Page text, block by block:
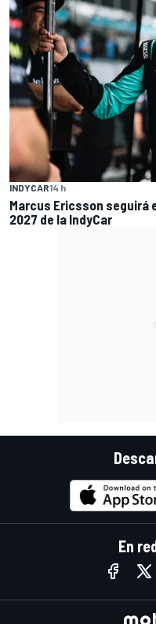
INDYCAR14 h
Marcus Ericsson
2027 de la IndyCar
En